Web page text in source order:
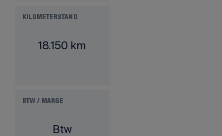
KILOMETERSTAND
18.150 km
BTW / MARGE
Btw